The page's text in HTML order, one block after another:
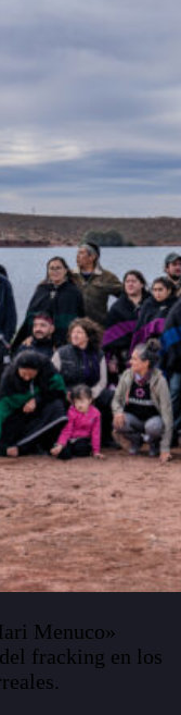
Menuco»
fracking en los